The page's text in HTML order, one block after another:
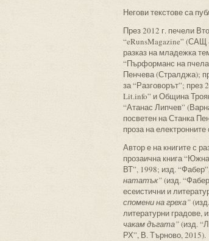
Негови текстове са
През 2012 г. печели
“eRunsMagazine” (САЩ
разказ на младежка
“Пърформанс на
Пенчева (Стралджа);
за “Разговорът”; през
Lit.info” и Община
“Атанас Липчев”
посветен на Станка
проза на
Автор е на книгите с
прозаична книга
ВТ”, 1998; изд.
нататък”(изд.
есеистични и
спомени на греха”
литературни градове,
чакам дъгата”(изд.
РХ”, В. Търново, 2015).